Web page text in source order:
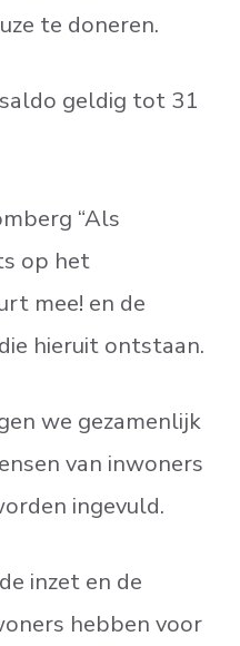
te doneren.
geldig tot 31
“Als
op het
mee! en de
hieruit ontstaan.
we gezamenlijk
van inwoners
ingevuld.
inzet en de
hebben voor